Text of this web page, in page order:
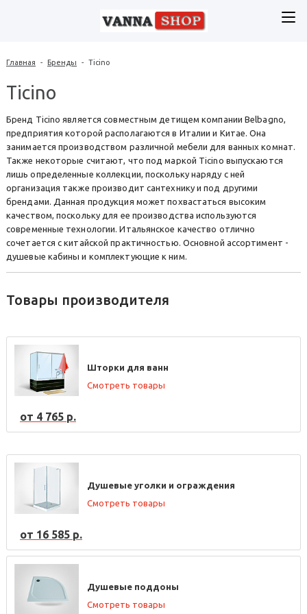
Главная - Бренды - Ticino
Ticino
Бренд Ticino является совместным детищем компании Belbagno,
предприятия которой располагаются в Италии и Китае. Она
занимается производством различной мебели для ванных комнат.
Также некоторые считают, что под маркой Ticino выпускаются
лишь определенные коллекции, поскольку наряду с ней
организация также производит сантехнику и под другими
брендами. Данная продукция может похвастаться высоким
качеством, поскольку для ее производства используются
современные технологии. Итальянское качество отлично
сочетается с китайской практичностью. Основной ассортимент -
душевые кабины и комплектующие к ним.
Товары производителя
Шторки для ванн
Смотреть товары
от 4 765 р.
Душевые уголки и ограждения
Смотреть товары
от 16 585 р.
Душевые поддоны
Смотреть товары